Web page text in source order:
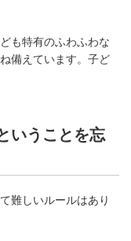
も特有のふわふわな
備えています。子ど
いうことを忘
難しいルールはあり